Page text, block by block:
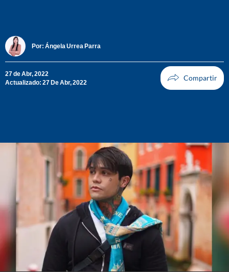
Por: Ángela Urrea Parra
27 de Abr, 2022
Actualizado: 27 De Abr, 2022